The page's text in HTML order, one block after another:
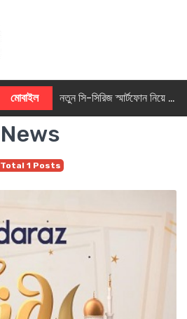
মোবাইল নতুন সি-সিরিজ স্মার্টফোন নিয়ে আসছে রিয়েলমি
News
Total 1 Posts